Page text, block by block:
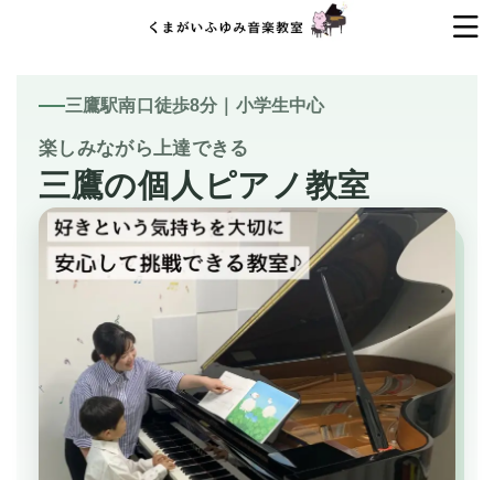
三鷹駅南口徒歩8分｜小学生中心
楽しみながら上達できる
三鷹の個人ピアノ教室